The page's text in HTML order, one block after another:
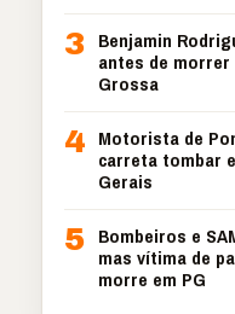
3 Benjamin
antes de
Grossa
4 Motorista de
carreta tombar
Gerais
5 Bombeiros e
mas vítima de
morre em PG